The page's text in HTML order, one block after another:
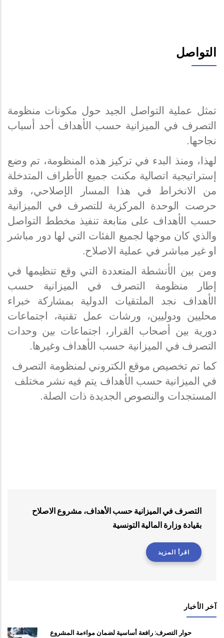
التواصل
تمثل عملية التواصل الجيد حول مكونات منظومة
التصرف في الميزانية حسب الأهداف أحد أسباب
نجاحها.
لهذا، ومنذ البدء في تركيز هذه المنظومة، تم وضع
إستراتيجية اتصالية مكنت جميع الأطراف المتدخلة
من الانخراط في هذا المسار الإصلاحي، وقد
حرصت الوحدة المركزية للتصرف في الميزانية
حسب الأهداف على متابعة تنفيذ مخطط التواصل
والذي كان موجها لجميع الفئات التي لها دور مباشر
او غير مباشر في عملية الاصلاح.
ومن بين الأنشطة المتعددة التي وقع تنظيمها في
إطار منظومة التصرف في الميزانية حسب
الأهداف نجد الملتقيات الدولية بمشاركة خبراء
محليين ودوليين، ورشات عمل تقنية، اجتماعات
دورية بين أصحاب القرار، اجتماعات بين وحدات
التصرف في الميزانية حسب الأهداف وغيرها.
كما تم تخصيص موقع الكتروني لمنظومة التصرف
في الميزانية حسب الأهداف يتم فيه نشر مختلف
المستجدات والنصوص الجديدة ذات الصلة.
التصرف في الميزانية حسب الأهداف، مشروع الاصلاح
بقيادة وزارة المالية التونسية
اقرأ المزيد
آخر الأخبار
حوار التصرف: رافعة أساسية لضمان مواءمة المشروع